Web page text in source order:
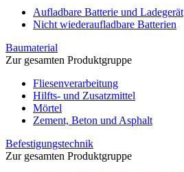
Aufladbare Batterie und Ladegerät
Nicht wiederaufladbare Batterien
Baumaterial
Zur gesamten Produktgruppe
Fliesenverarbeitung
Hilfts- und Zusatzmittel
Mörtel
Zement, Beton und Asphalt
Befestigungstechnik
Zur gesamten Produktgruppe